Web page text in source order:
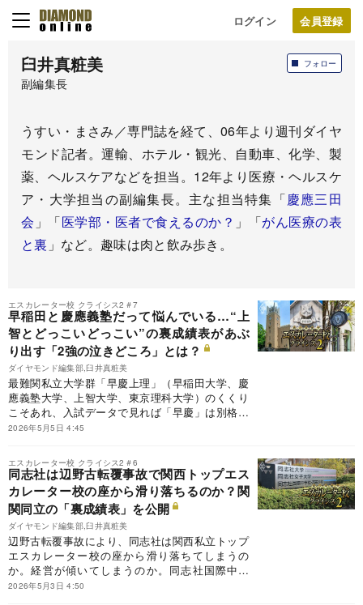
ログイン
フォロー
臼井真粧美
副編集長
うすい・まさみ／専門誌を経て、06年より週刊ダイヤ
モンド記者。運輸、ホテル・観光、自動車、化学、製
薬、ヘルスケアなどを担当。12年より医療・ヘルスケ
ア・大学担当の副編集長。主な担当特集「慶應三田
会 」「医学部・医者で食えるのか？ 」「がん医療の表
と裏 」など。趣味は肉と飲み歩き。
エスカレーター校 クライシス2＃7
早稲田と慶應義塾だって悩んでいる…“上
智とどっこいどっこい”の裏成績表があぶ
り出す「2強の泣きどころ」とは？
ダイヤモンド編集部,臼井真粧美
最難関私立大学群「早慶上理」（早稲田大学、慶
應義塾大学、上智大学、東京理科大学）のくくり
こそあれ、入試データで見れば「早慶」は別格。
一方で早慶の学校法人の裏成績表は上智とどっこ
て、ダイヤモンド編集部独自の「裏成績表」を公
開する。
2026年5月5日 4:45
エスカレーター校 クライシス2＃6
同志社は辺野古転覆事故で関西トップエス
カレーター校の座から滑り落ちるのか？関
関同立の「裏成績表」を公開
ダイヤモンド編集部,臼井真粧美
辺野古転覆事故により、同志社は関西私立トップ
エスカレーター校の座から滑り落ちてしまうの
か。経営が傾いてしまうのか。同志社国際中学
校・高等学校を含め同志社系列校個々の経営状況
2026年5月3日 4:50